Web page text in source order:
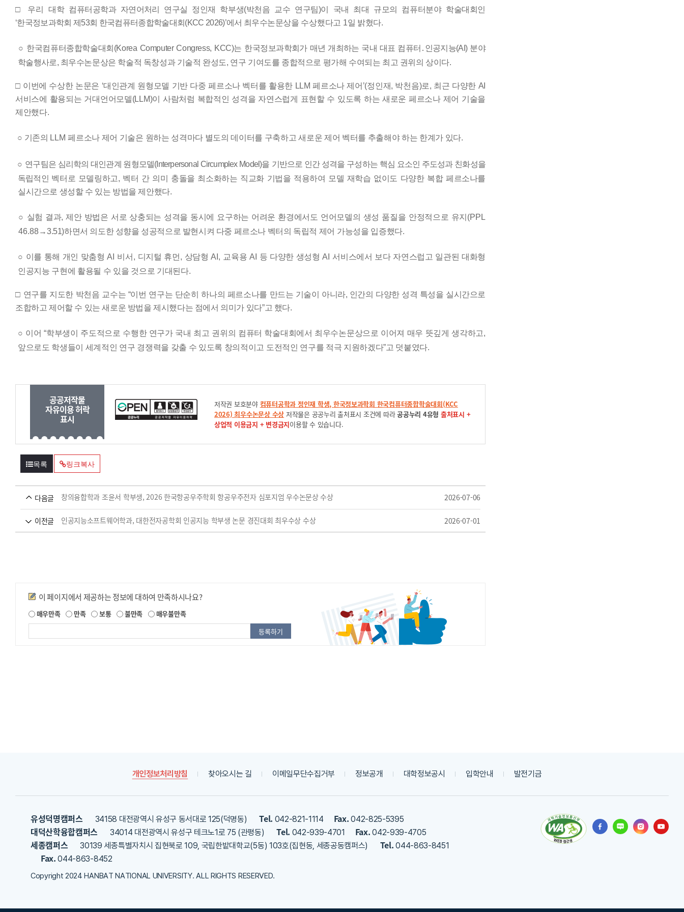
□ 우리 대학컴퓨터공학과 자연어처리 연구실 정인재 학부생(박천음 교수 연구팀)이 국내 최대 규모의 컴퓨터분야 학술대회인
‘한국정보과학회 제 53회 한국컴퓨터종합학술대회 (KCC 2026)’에서 최우수논문상을 수상했다고 1일 밝혔다.
○ 한국컴퓨터종합학술대회 (Korea Computer Congress, KCC)는 한국정보과학회가 매년 개최하는 국내 대표 컴퓨터 ․ 인공지능(AI) 분야
학술행사로, 최우수논문상은 학술적 독창성과 기술적 완성도, 연구 기여도를 종합적으로 평가해 수여되는 최고 권위의 상이다.
□ 이번에 수상한 논문은 ‘대인관계 원형모델 기반 다중 페르소나 벡터를 활용한 LLM페르소나 제어 ’(정인재, 박천음)로, 최근 다양한 AI
서비스에 활용되는 거대언어모델(LLM)이 사람처럼 복합적인 성격을 자연스럽게 표현할 수 있도록 하는 새로운 페르소나 제어 기술을
제안했다.
○ 기존의 LLM페르소나 제어 기술은 원하는 성격마다 별도의 데이터를 구축하고 새로운 제어 벡터를 추출해야 하는 한계가 있다.
○ 연구팀은 심리학의 대인관계 원형모델(Interpersonal Circumplex Model)을 기반으로 인간 성격을 구성하는 핵심 요소인 주도성과 친화성을
독립적인
벡터로 모델링하고, 벡터 간 의미 충돌을 최소화하는 직교화 기법을 적용하여 모델 재학습 없이도 다양한 복합 페르소나를
실시간으로 생성할 수 있는 방법을 제안했다.
○ 실험 결과,제안 방법은 서로 상충되는 성격을 동시에 요구하는 어려운 환경에서도 언어모델의 생성 품질을 안정적으로 유지 (PPL
46.88→3.51)하면서 의도한 성향을 성공적으로 발현시켜 다중 페르소나 벡터의 독립적 제어 가능성을 입증했다.
○ 이를 통해 개인 맞춤형AI 비서 , 디지털 휴먼 , 상담형AI, 교육용 AI 등 다양한 생성형AI 서비스에서 보다 자연스럽고 일관된 대화형
인공지능 구현에 활용될 수 있을 것으로 기대된다.
□ 연구를 지도한 박천음 교수는 “이번 연구는 단순히 하나의 페르소나를 만드는 기술이 아니라, 인간의 다양한 성격 특성을 실시간으로
조합하고 제어할 수 있는 새로운 방법을 제시했다는 점에서 의미가 있다”고 했다.
○ 이어“학부생이 주도적으로 수행한 연구가 국내 최고 권위의 컴퓨터 학술대회에서 최우수논문상으로 이어져 매우 뜻깊게 생각하고,
앞으로도 학생들이 세계적인 연구 경쟁력을 갖출 수 있도록 창의적이고 도전적인 연구를 적극 지원하겠다”고 덧붙였다.
공공저작물
자유이용 허락
표시
저작권 보호분야 컴퓨터공학과 정인재 학생, 한국정보과학회 한국컴퓨터종합학술대회(KCC
2026) 최우수논문상 수상 저작물은 공공누리 출처표시 조건에 따라공공누리 4유형 출처표시 +
상업적 이용금지 + 변경금지이용할 수 있습니다.
목록 링크복사
다음글 창의융합학과 조윤서 학부생, 2026 한국항공우주학회 항공우주전자 심포지엄 우수논문상 수상 2026-07-06
이전글 인공지능소프트웨어학과, 대한전자공학회 인공지능 학부생 논문 경진대회 최우수상 수상 2026-07-01
만족도조사
이 페이지에서 제공하는 정보에 대하여 만족하시나요?
매우만족 만족 보통 불만족 매우불만족
공
세
개인정보처리방침 찾아오시는 길 이메일무단수집거부 정보공개 대학정보공시 입학안내 발전기금
유성덕명캠퍼스 34158 대전광역시 유성구 동서대로 125(덕명동) Tel. 042-821-1114 Fax.042-825-5395
대덕산학융합캠퍼스 34014 대전광역시 유성구 테크노1로 75 (관평동) Tel. 042-939-4701 Fax.042-939-4705
세종캠퍼스 30139 세종특별자치시 집현북로 109, 국립한밭대학교(5동) 103호(집현동, 세종공동캠퍼스) Tel.044-863-8451
Fax.044-863-8452
Copyright 2024 HANBAT NATIONAL UNIVERSITY. ALL RIGHTS RESERVED.